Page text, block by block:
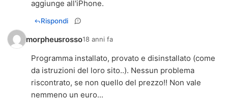
aggiunge all'iPhone.
Rispondi
morpheusrosso18 anni fa
Programma installato, provato e disinstallato (come
da istruzioni del loro sito..). Nessun problema
riscontrato, se non quello del prezzo!! Non vale
nemmeno un euro...